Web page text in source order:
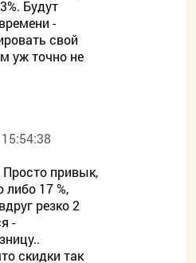
Будут
-
свой
уж точно не
Просто привык,
17 %,
резко 2
-
скидки так